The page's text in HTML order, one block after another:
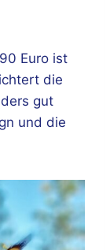
Euro ist
die
gut
und die